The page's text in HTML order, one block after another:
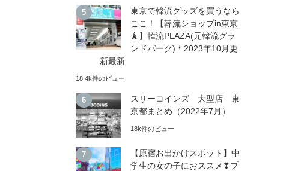
東京で韓流グッズを買うなら
ここ！【韓流ショップin東京
🗼】韓流PLAZA(元韓流グラ
ンドパーク)＊2023年10月更
新最新
18.4k件のビュー
スリーコインズ 大型店 東
京都まとめ（2022年7月）
18k件のビュー
【原宿お出かけスポット】中
学生の女の子におススメ❣プ